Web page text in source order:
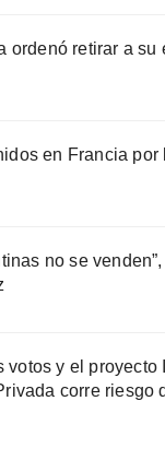
ordenó retirar a su
en Francia
no se
votos y el
corre riesgo